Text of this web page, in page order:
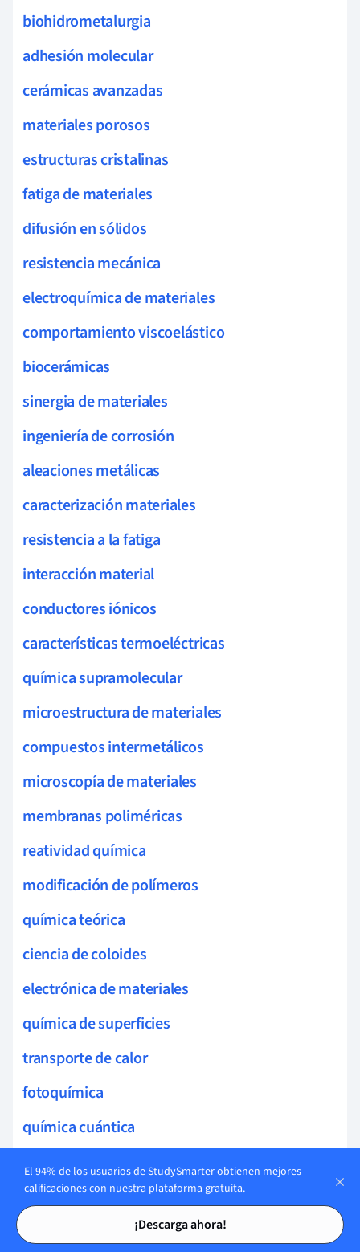
Tarjetas de estudio
Tarjetas de estudio
biohidrometalurgia
adhesión molecular
cerámicas avanzadas
materiales porosos
estructuras cristalinas
fatiga de materiales
difusión en sólidos
resistencia mecánica
electroquímica de materiales
comportamiento viscoelástico
biocerámicas
sinergia de materiales
ingeniería de corrosión
aleaciones metálicas
caracterización materiales
resistencia a la fatiga
interacción material
conductores iónicos
características termoeléctricas
química supramolecular
microestructura de materiales
compuestos intermetálicos
microscopía de materiales
membranas poliméricas
reatividad química
modificación de polímeros
química teórica
ciencia de coloides
electrónica de materiales
química de superficies
transporte de calor
fotoquímica
química cuántica
catálisis heterogénea
Procesos de Separación
procesos de extracción
El 94% de los usuarios de StudySmarter obtienen mejores
calificaciones con nuestra plataforma gratuita.
¡Descarga ahora!